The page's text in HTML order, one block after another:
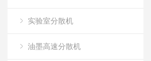
实验室分散机
油墨高速分散机